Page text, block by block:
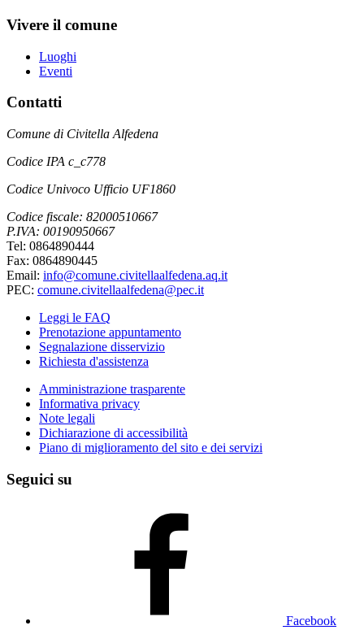
Vivere il comune
Luoghi
Eventi
Contatti
Comune di Civitella Alfedena
Codice IPA c_c778
Codice Univoco Ufficio UF1860
Codice fiscale: 82000510667
P.IVA: 00190950667
Tel: 0864890444
Fax: 0864890445
Email: info@comune.civitellaalfedena.aq.it
PEC: comune.civitellaalfedena@pec.it
Leggi le FAQ
Prenotazione appuntamento
Segnalazione disservizio
Richiesta d'assistenza
Amministrazione trasparente
Informativa privacy
Note legali
Dichiarazione di accessibilità
Piano di miglioramento del sito e dei servizi
Seguici su
Facebook